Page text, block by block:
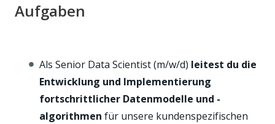
Aufgaben
Als Senior Data Scientist (m/w/d) leitest du die
Entwicklung und Implementierung
fortschrittlicher Datenmodelle und -
algorithmen für unsere kundenspezifischen